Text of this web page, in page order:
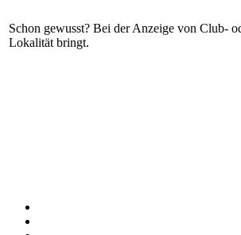
Schon gewusst? Bei der Anzeige von Club-
Lokalität bringt.